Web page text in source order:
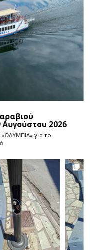
2026
για το